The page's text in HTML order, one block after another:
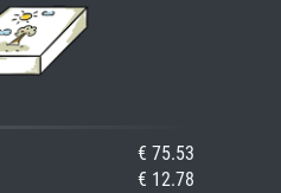
€ 75.53
€ 12.78